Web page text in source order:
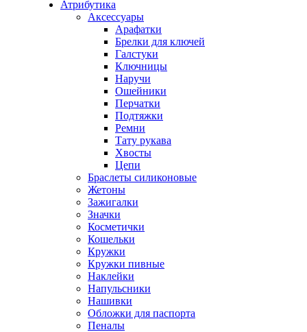
Атрибутика
Аксессуары
Арафатки
Брелки для ключей
Галстуки
Ключницы
Наручи
Ошейники
Перчатки
Подтяжки
Ремни
Тату рукава
Хвосты
Цепи
Браслеты силиконовые
Жетоны
Зажигалки
Значки
Косметички
Кошельки
Кружки
Кружки пивные
Наклейки
Напульсники
Нашивки
Обложки для паспорта
Пеналы